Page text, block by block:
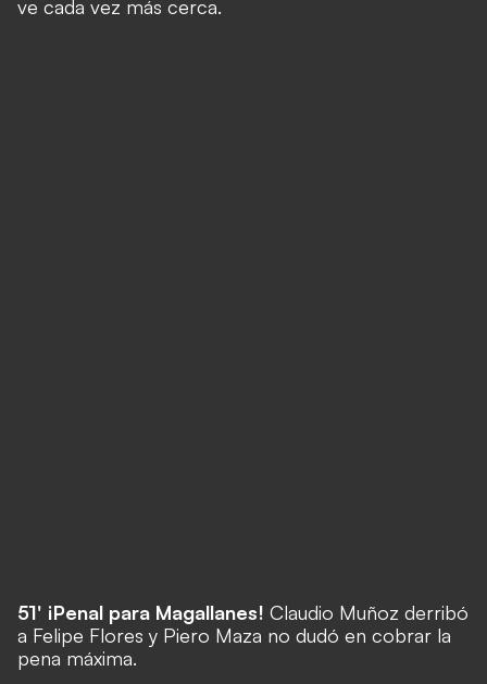
ve cada vez más cerca.
51' ¡Penal para Magallanes! Claudio Muñoz derribó
a Felipe Flores y Piero Maza no dudó en cobrar la
pena máxima.